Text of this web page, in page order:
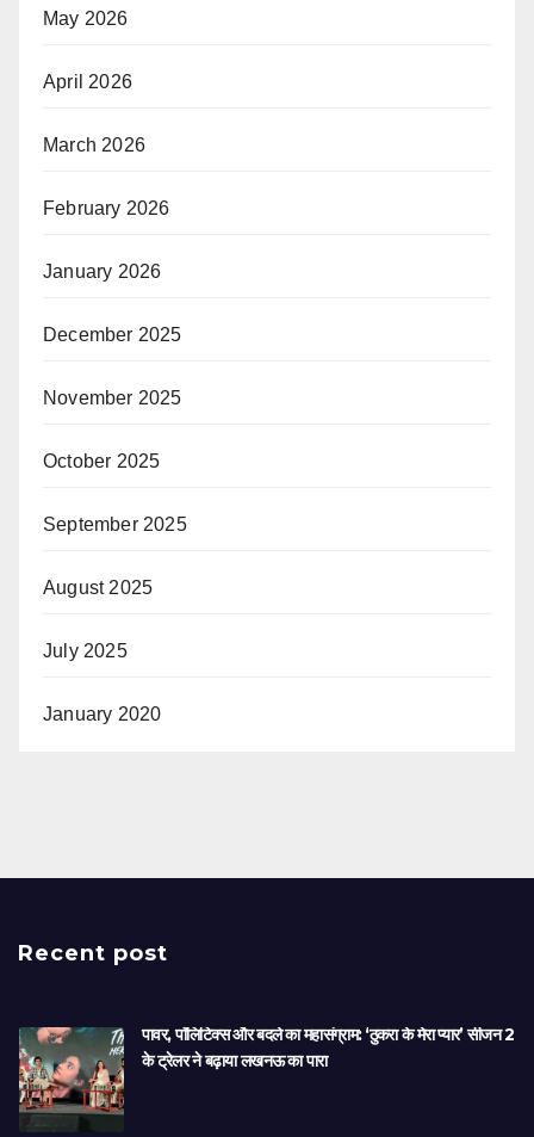
May 2026
April 2026
March 2026
February 2026
January 2026
December 2025
November 2025
October 2025
September 2025
August 2025
July 2025
January 2020
Recent post
पावर, पॉलिटिक्स और बदले का महासंग्राम: ‘ठुकरा के मेरा प्यार’ सीजन 2
के ट्रेलर ने बढ़ाया लखनऊ का पारा